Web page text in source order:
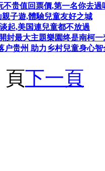
贵值回票價,第一名你去過
子遊,體驗兒童友好之城
起,美国連兒童都不放過
封最大主題樂園终是南柯一
户贵州 助力乡村兒童身心
頁下一頁